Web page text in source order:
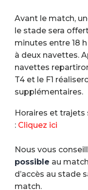
Avant le match,
le stade sera
minutes entre 18
à deux navettes.
navettes
T4 et le F1
supplémentaires.
Horaires et trajets
: Cliquez ici
Nous vous
possible au
d’accès au stade
match.